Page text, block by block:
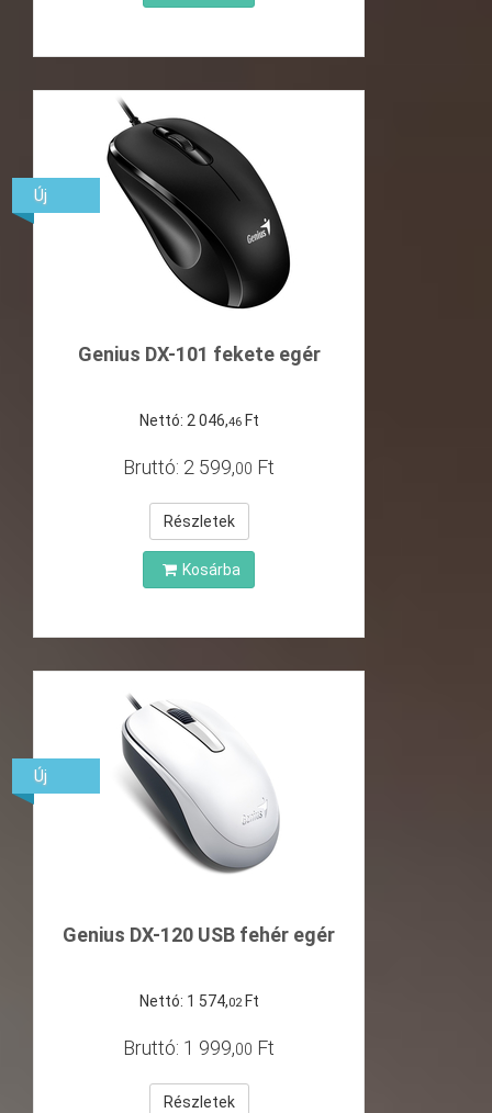
Genius DX-101 fekete egér
Nettó: 2 046,46 Ft
Bruttó: 2 599,00 Ft
Részletek
Kosárba
Új
Genius DX-120 USB fehér egér
Nettó: 1 574,02 Ft
Bruttó: 1 999,00 Ft
Részletek
Új